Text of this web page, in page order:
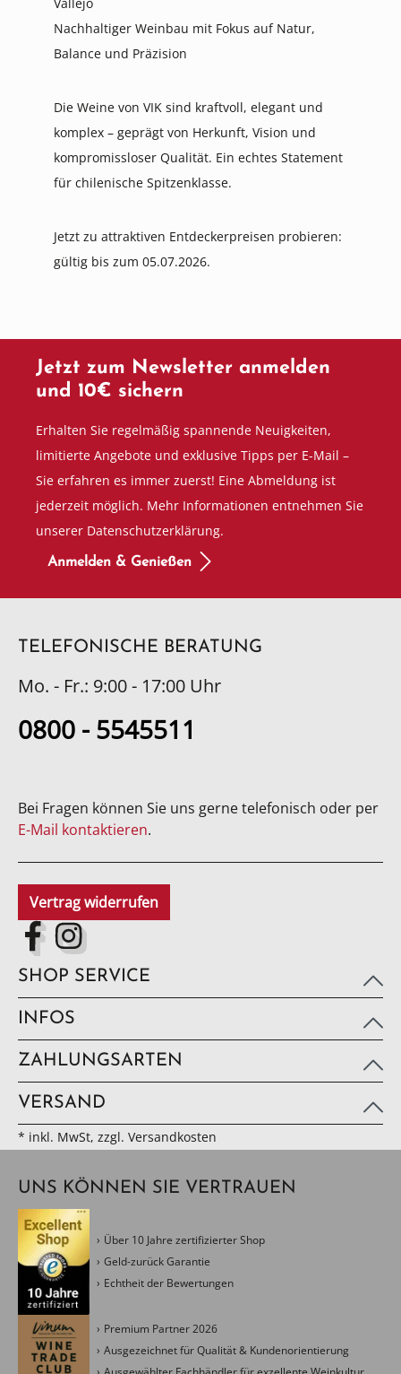
Nachhaltiger Weinbau mit Fokus auf Natur,
Balance und Präzision
Die Weine von VIK sind kraftvoll, elegant und
komplex – geprägt von Herkunft, Vision und
kompromissloser Qualität. Ein echtes Statement
für chilenische Spitzenklasse.
Jetzt zu attraktiven Entdeckerpreisen probieren:
gültig bis zum 05.07.2026.
Jetzt zum Newsletter anmelden
und 10€ sichern
Erhalten Sie regelmäßig spannende Neuigkeiten,
limitierte Angebote und exklusive Tipps per E-Mail –
Sie erfahren es immer zuerst! Eine Abmeldung ist
jederzeit möglich. Mehr Informationen entnehmen Sie
unserer Datenschutzerklärung.
Anmelden & Genießen
TELEFONISCHE BERATUNG
Mo. - Fr.: 9:00 - 17:00 Uhr
0800 - 5545511
Bei Fragen können Sie uns gerne telefonisch oder per
E-Mail kontaktieren.
Vertrag widerrufen
SHOP SERVICE
INFOS
ZAHLUNGSARTEN
VERSAND
* inkl. MwSt, zzgl. Versandkosten
UNS KÖNNEN SIE VERTRAUEN
Über 10 Jahre zertifizierter Shop
Geld-zurück Garantie
Echtheit der Bewertungen
Premium Partner 2026
Ausgezeichnet für Qualität & Kundenorientierung